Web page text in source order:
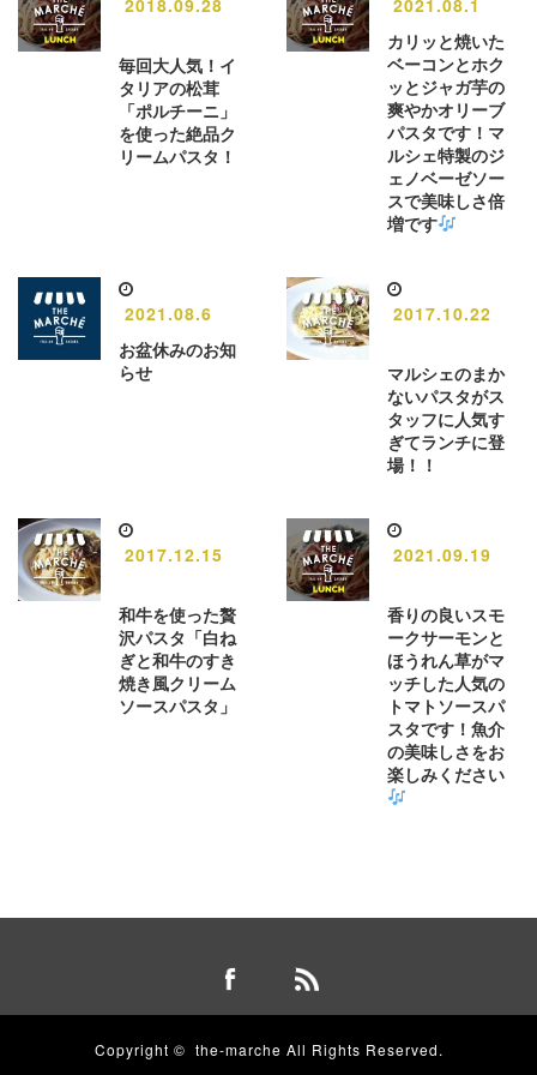
毎回大人気！イ
タリアの松茸
「ポルチーニ」
を使った絶品ク
リームパスタ！
カリッと焼いた
ベーコンとホク
ッとジャガ芋の
爽やかオリーブ
パスタです！マ
ルシェ特製のジ
ェノベーゼソー
スで美味しさ倍
増です
2021.08.6
お盆休みのお知
らせ
2017.10.22
マルシェのまか
ないパスタがス
タッフに人気す
ぎてランチに登
場！！
2017.12.15
和牛を使った贅
沢パスタ「白ね
ぎと和牛のすき
焼き風クリーム
ソースパスタ」
2021.09.19
香りの良いスモ
ークサーモンと
ほうれん草がマ
ッチした人気の
トマトソースパ
スタです！魚介
の美味しさをお
楽しみください
Copyright © the-marche All Rights Reserved.